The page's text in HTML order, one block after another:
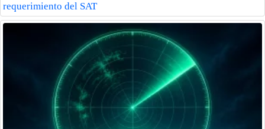
requerimiento del SAT